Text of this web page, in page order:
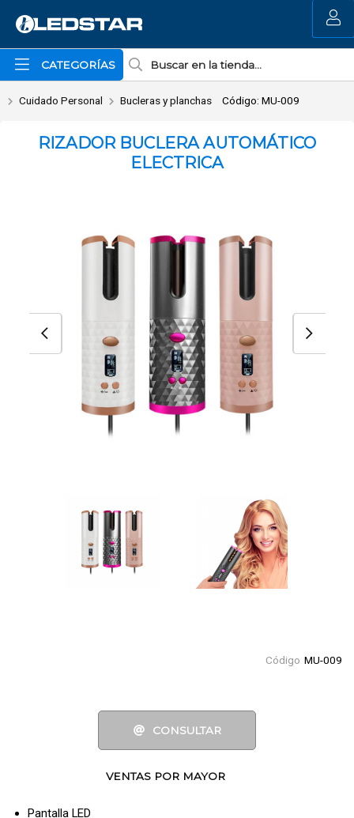
Enviar a email
CATEGORÍAS
MI COMPRA
Cuidado Personal Bucleras y planchas Código: MU-009
RIZADOR BUCLERA AUTOMÁTICO
ELECTRICA
Código MU-009
CONSULTAR
VENTAS POR MAYOR
Pantalla LED